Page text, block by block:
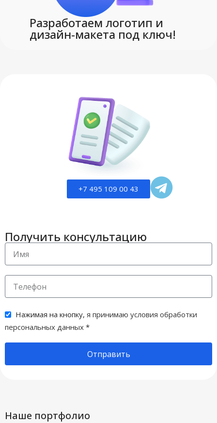
Разработаем логотип и
дизайн-макета под ключ!
+7 495 109 00 43
Получить консультацию
Нажимая на кнопку, я принимаю условия обработки
персональных данных *
Отправить
Наше портфолио